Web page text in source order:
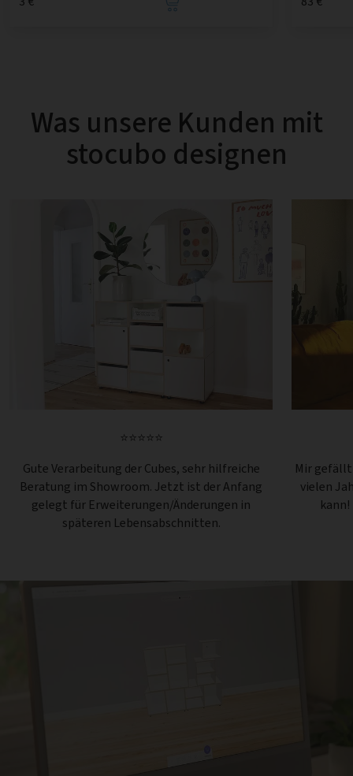
Was unsere Kunden mit
stocubo designen
⭐⭐⭐⭐⭐
Gute Verarbeitung der Cubes, sehr hilfreiche
Beratung im Showroom. Jetzt ist der Anfang
gelegt für Erweiterungen/Änderungen in
späteren Lebensabschnitten.
Mir gefällt
vielen